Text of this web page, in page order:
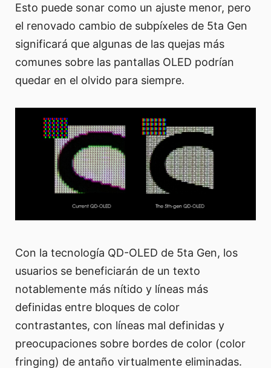
Esto puede sonar como un ajuste menor, pero
el renovado cambio de subpíxeles de 5ta Gen
significará que algunas de las quejas más
comunes sobre las pantallas OLED podrían
quedar en el olvido para siempre.
Con la tecnología QD-OLED de 5ta Gen, los
usuarios se beneficiarán de un texto
notablemente más nítido y líneas más
definidas entre bloques de color
contrastantes, con líneas mal definidas y
preocupaciones sobre bordes de color (color
fringing) de antaño virtualmente eliminadas.